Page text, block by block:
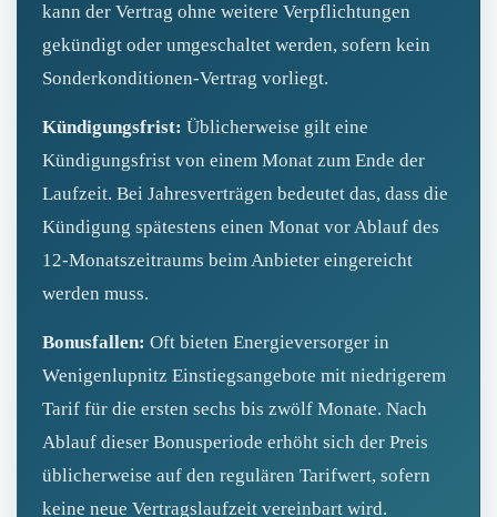
kann der Vertrag ohne weitere Verpflichtungen
gekündigt oder umgeschaltet werden, sofern kein
Sonderkonditionen‑Vertrag vorliegt.
Kündigungsfrist: Üblicherweise gilt eine
Kündigungsfrist von einem Monat zum Ende der
Laufzeit. Bei Jahresverträgen bedeutet das, dass die
Kündigung spätestens einen Monat vor Ablauf des
12‑Monatszeitraums beim Anbieter eingereicht
werden muss.
Bonusfallen: Oft bieten Energieversorger in
Wenigenlupnitz Einstiegsangebote mit niedrigerem
Tarif für die ersten sechs bis zwölf Monate. Nach
Ablauf dieser Bonusperiode erhöht sich der Preis
üblicherweise auf den regulären Tarifwert, sofern
keine neue Vertragslaufzeit vereinbart wird.